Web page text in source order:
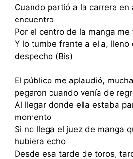
Cuando partió a la carrera en
encuentro
Por el centro de la manga me
Y lo tumbe frente a ella, lleno
despecho (Bis)
El público me aplaudió,
pegaron cuando venía de
Al llegar donde ella estaba
momento
Si no llega el juez de manga
hubiera echo
Desde esa tarde de toros,